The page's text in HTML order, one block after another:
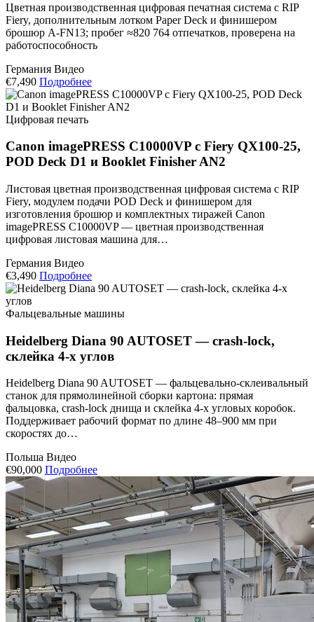
Цветная производственная цифровая печатная система с RIP
Fiery, дополнительным лотком Paper Deck и финишером
брошюр A‑FN13; пробег ≈820 764 отпечатков, проверена на
работоспособность
Германия Видео
€7,490 Подробнее
Цифровая печать
Canon imagePRESS C10000VP с Fiery QX100-25,
POD Deck D1 и Booklet Finisher AN2
Листовая цветная производственная цифровая система с RIP
Fiery, модулем подачи POD Deck и финишером для
изготовления брошюр и комплектных тиражей Canon
imagePRESS C10000VP — цветная производственная
цифровая листовая машина для…
Германия Видео
€3,490 Подробнее
Фальцевальные машины
Heidelberg Diana 90 AUTOSET — crash-lock,
склейка 4-х углов
Heidelberg Diana 90 AUTOSET — фальцевально-склеивальный
станок для прямолинейной сборки картона: прямая
фальцовка, crash-lock днища и склейка 4-х угловых коробок.
Поддерживает рабочий формат по длине 48–900 мм при
скоростях до…
Польша Видео
€90,000 Подробнее